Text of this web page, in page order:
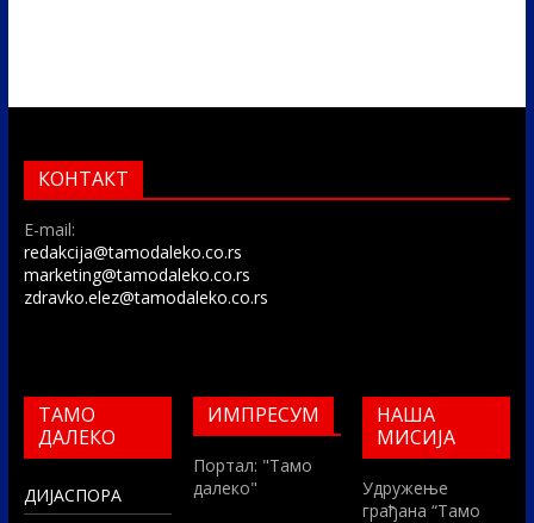
КОНТАКТ
E-mail:
redakcija@tamodaleko.co.rs
marketing@tamodaleko.co.rs
zdravko.elez@tamodaleko.co.rs
ТАМО
ДАЛЕКО
ДИЈАСПОРА
ИМПРЕСУМ
Портал: "Тамо
далеко"
НАША
МИСИЈА
Удружење
грађана “Тамо